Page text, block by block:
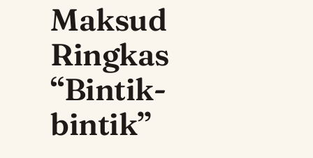
Maksud
Ringkas
“Bintik-
bintik”